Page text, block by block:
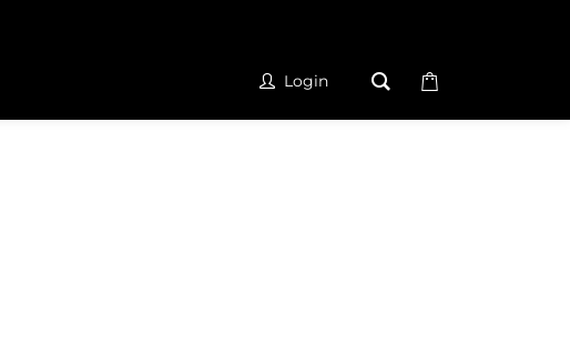
Login